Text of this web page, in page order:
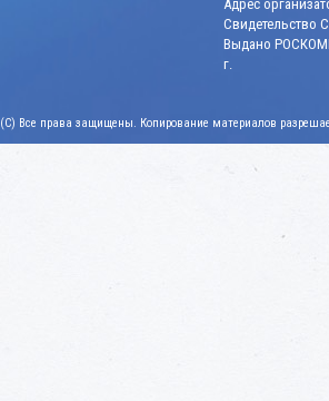
Адрес
Свидетельство
Выдано
г.
(C) Все права защищены. Копирование материалов